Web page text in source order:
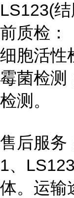
LS123(
前质检：
细胞活性
霉菌检测
检测。
售后服务
1、
体。运输